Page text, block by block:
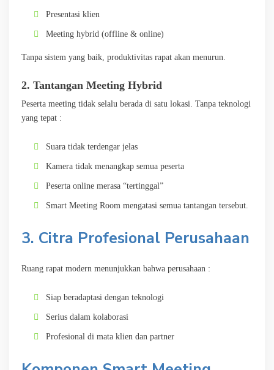
Presentasi klien
Meeting hybrid (offline & online)
Tanpa sistem yang baik, produktivitas rapat akan menurun.
2. Tantangan Meeting Hybrid
Peserta meeting tidak selalu berada di satu lokasi. Tanpa teknologi
yang tepat :
Suara tidak terdengar jelas
Kamera tidak menangkap semua peserta
Peserta online merasa “tertinggal”
Smart Meeting Room mengatasi semua tantangan tersebut.
3. Citra Profesional Perusahaan
Ruang rapat modern menunjukkan bahwa perusahaan :
Siap beradaptasi dengan teknologi
Serius dalam kolaborasi
Profesional di mata klien dan partner